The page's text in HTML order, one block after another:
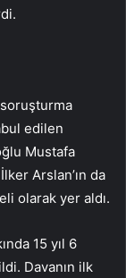
edilen
Mustafa
Arslan’ın da
olarak yer aldı.
15 yıl 6
Davanın ilk